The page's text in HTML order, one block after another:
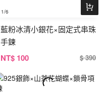
1/6
藍粉冰清小銀花×固定式串珠
手鍊
NT$ 100 $ 390